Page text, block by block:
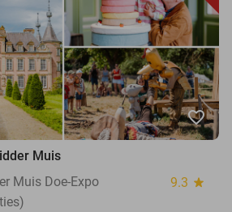
favorite_border
Muis
Muis Doe-Expo
9.3 star